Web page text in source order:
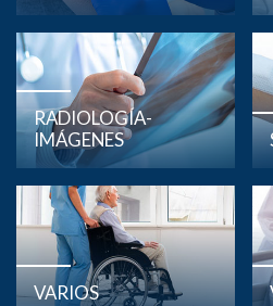
RADIOLOGÍA-
IMÁGENES
VARIOS